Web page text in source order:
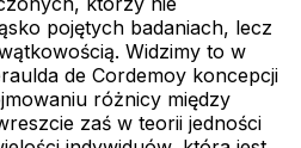
pojętych badaniach, lecz
Widzimy to w
de Cordemoy koncepcji
różnicy między
zaś w teorii jedności